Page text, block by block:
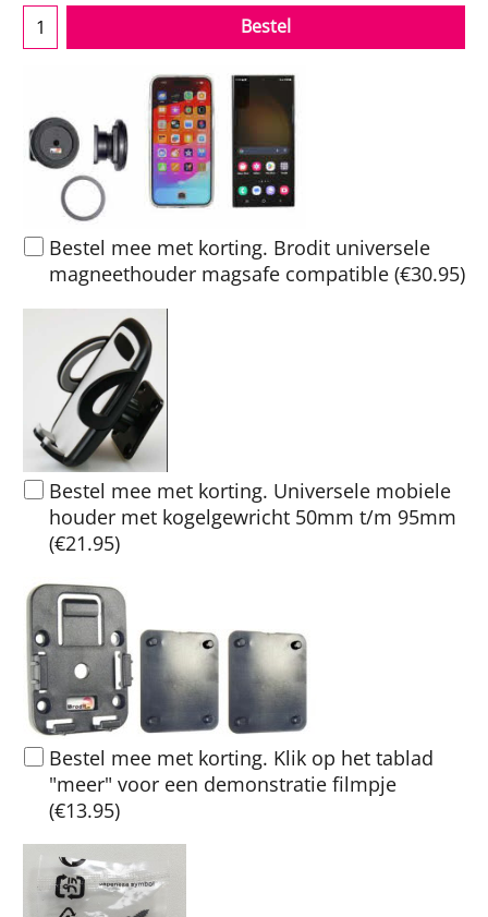
Bestel
Bestel mee met korting. Brodit universele
magneethouder magsafe compatible (€30.95)
Bestel mee met korting. Universele mobiele
houder met kogelgewricht 50mm t/m 95mm
(€21.95)
Bestel mee met korting. Klik op het tablad
"meer" voor een demonstratie filmpje
(€13.95)